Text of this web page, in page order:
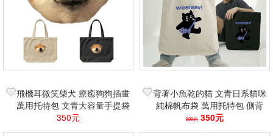
飛機耳微笑柴犬 療癒狗狗插畫
萬用托特包 文青大容量手提袋
學生上班族必備購物袋
350元
背著小魚乾的貓 文青日系貓咪
純棉帆布袋 萬用托特包 側背
包 購物袋 療癒系百搭穿搭必
備
690元 350元